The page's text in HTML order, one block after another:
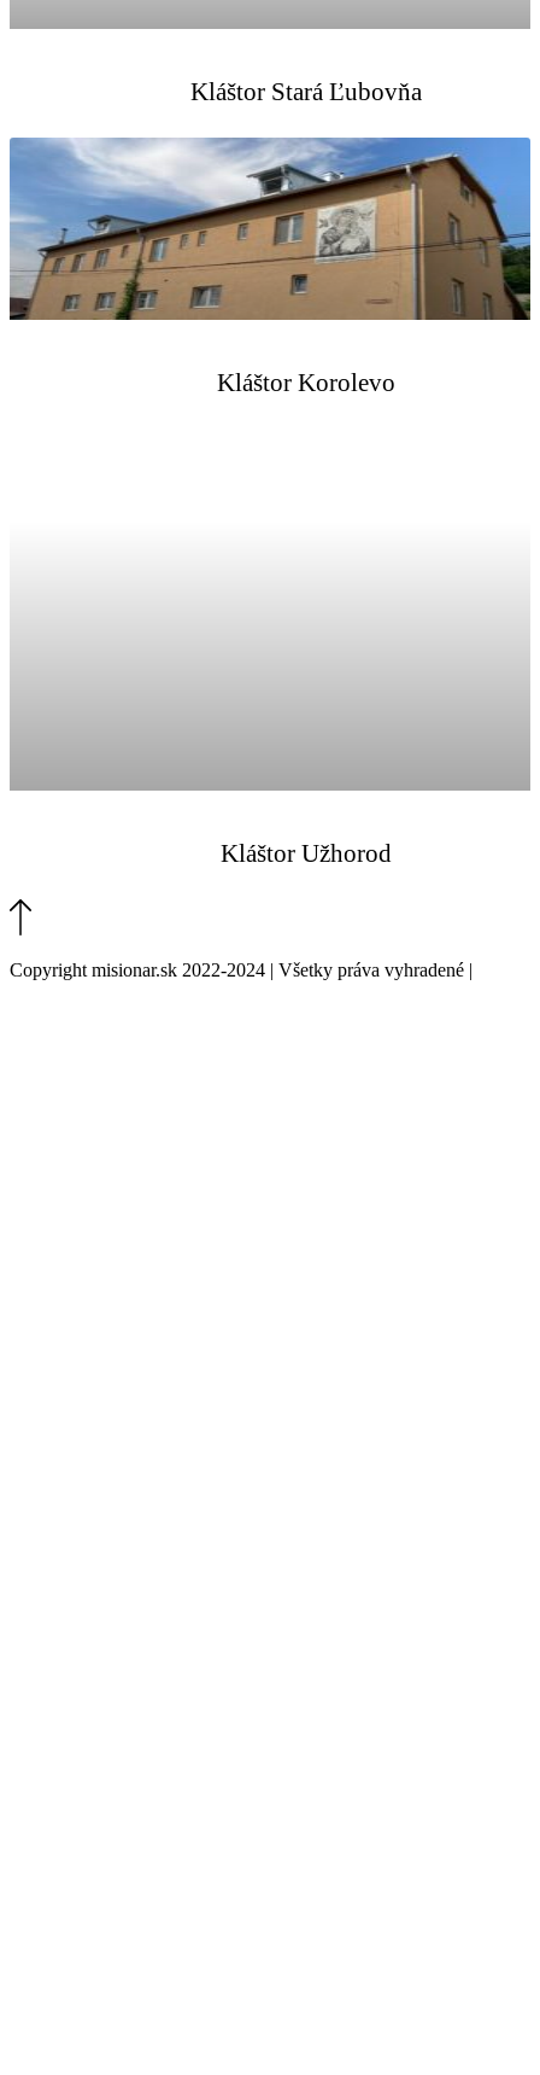
Kláštor Stará Ľubovňa
Kláštor Korolevo
Kláštor Užhorod
Copyright misionar.sk 2022-2024 | Všetky práva vyhradené |